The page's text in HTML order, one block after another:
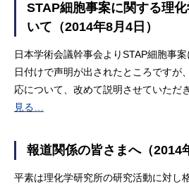
STAP細胞事案に関する理
いて（2014年8月4日）
日本学術会議幹事会よりSTAP細胞事
日付けで声明が出されたところですが
応について、改めて説明させていただ
見る…
報道関係の皆さまへ（2014
平素は理化学研究所の研究活動に対し